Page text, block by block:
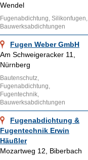
Wendel
Fugenabdichtung, Silikonfugen,
Bauwerksabdichtungen
Fugen Weber GmbH
Am Schweigeracker 11,
Nürnberg
Bautenschutz,
Fugenabdichtung,
Fugentechnik,
Bauwerksabdichtungen
Fugenabdichtung &
Fugentechnik Erwin
Häußler
Mozartweg 12, Biberbach